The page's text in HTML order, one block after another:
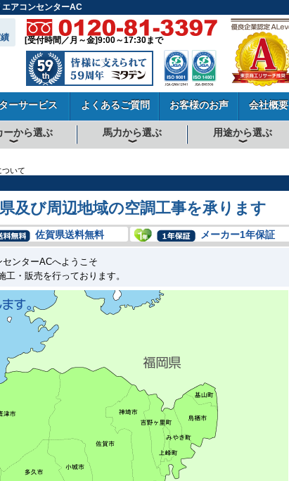
アコンセンターAC
[受付時間／月～金]9:00～17:30まで
ーサービス よくあるご質問 お客様のお声 会社概要
ーから選ぶ 馬力から選ぶ 用途から選ぶ
ついて
及び周辺地域の空調工事を承ります
佐賀県送料無料 メーカー1年保証
ンターACへようこそ
・販売を行っております。